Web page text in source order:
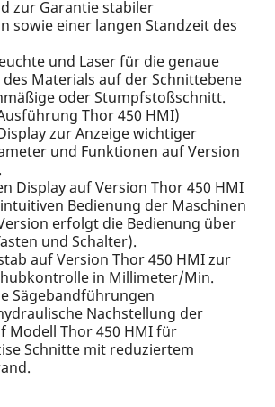
zur Garantie stabiler
sowie einer langen Standzeit des
und Laser für die genaue
Materials auf der Schnittebene
oder Stumpfstoßschnitt.
Thor 450 HMI)
zur Anzeige wichtiger
und Funktionen auf Version
Display auf Version Thor 450 HMI
Bedienung der Maschinen
erfolgt die Bedienung über
und Schalter).
auf Version Thor 450 HMI zur
in Millimeter/Min.
Sägebandführungen
Nachstellung der
Modell Thor 450 HMI für
Schnitte mit reduziertem